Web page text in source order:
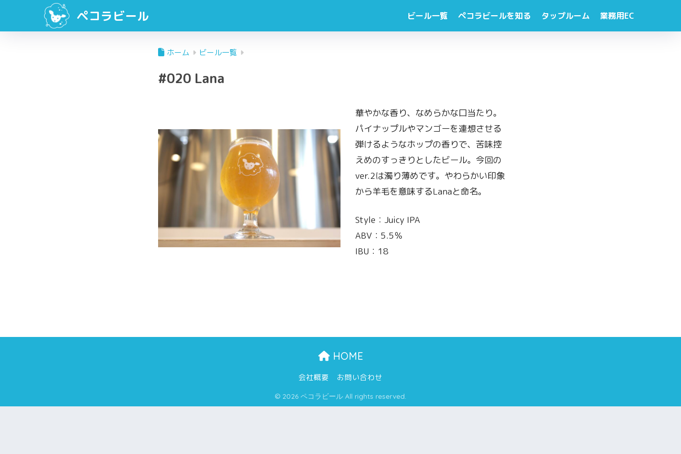
ペコラビール ビール一覧 ペコラビールを知る タップルーム 業務用EC
ホーム ビール一覧
#020 Lana
華やかな香り、なめらかな口当たり。
パイナップルやマンゴーを連想させる
弾けるようなホップの香りで、苦味控
えめのすっきりとしたビール。今回の
ver.2は濁り薄めです。やわらかい印象
から羊毛を意味するLanaと命名。
Style：Juicy IPA
ABV：5.5％
IBU：18
HOME
会社概要 お問い合わせ
© 2026 ペコラビール All rights reserved.